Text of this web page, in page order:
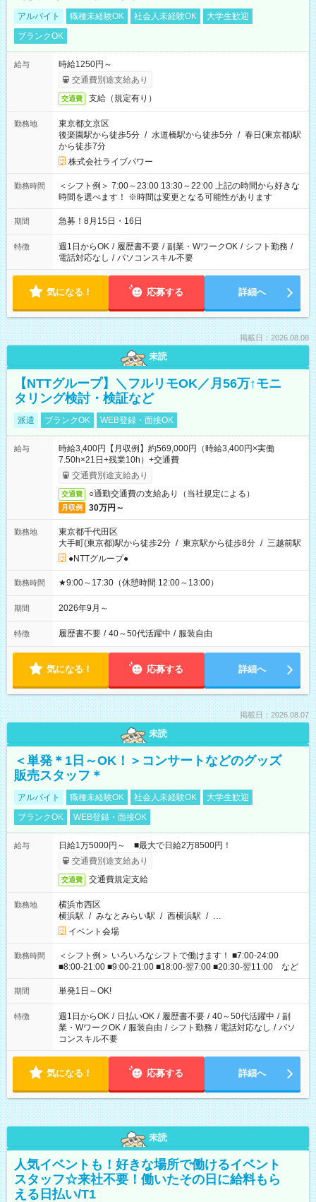
アルバイト 職種未経験OK 社会人未経験OK
大学生歓迎
ブランクOK
給与
時給1250円～
交通費別途支給あり
交通費 支給（規定有り）
勤務地
東京都文京区
後楽園駅から徒歩5分 / 水道橋駅から徒歩5分 / 春日(東京都)駅
から徒歩7分
株式会社ライブパワー
勤務時間
＜シフト例＞ 7:00～23:00 13:30～22:00 上記の時間から好きな
時間を選べます！ ※時間は変更となる可能性があります
期間 急募！8月15日・16日
特徴 週1日からOK / 履歴書不要 / 副業・WワークOK / シフト勤務 /
電話対応なし / パソコンスキル不要
気になる！ 応募する 詳細へ
掲載日：2026.08.08
未読
【NTTグループ】＼フルリモOK／月56万↑モニ
タリング検討・検証など
派遣 ブランクOK WEB登録・面接OK
給与
時給3,400円【月収例】約569,000円（時給3,400円×実働
7.50h×21日+残業10h）+交通費
交通費別途支給あり
交通費 ○通勤交通費の支給あり（当社規定による）
月収例 30万円～
勤務地
東京都千代田区
大手町(東京都)駅から徒歩2分 / 東京駅から徒歩8分 / 三越前駅
●NTTグループ●
勤務時間 ★9:00～17:30（休憩時間 12:00～13:00）
期間 2026年9月～
特徴 履歴書不要 / 40～50代活躍中 / 服装自由
気になる！ 応募する 詳細へ
掲載日：2026.08.07
未読
＜単発＊1日～OK！＞コンサートなどのグッズ
販売スタッフ＊
アルバイト 職種未経験OK 社会人未経験OK
大学生歓迎
ブランクOK
WEB登録・面接OK
給与
日給1万5000円～ ■最大で日給2万8500円！
交通費別途支給あり
交通費 交通費規定支給
勤務地
横浜市西区
横浜駅 / みなとみらい駅 / 西横浜駅 / …
イベント会場
勤務時間
＜シフト例＞ いろいろなシフトで働けます！ ■7:00-24:00
■8:00-21:00 ■9:00-21:00 ■18:00-翌7:00 ■20:30-翌11:00 など
期間 単発1日～OK!
特徴 週1日からOK / 日払いOK / 履歴書不要 / 40～50代活躍中 / 副
業・WワークOK / 服装自由 / シフト勤務 / 電話対応なし / パソ
コンスキル不要
気になる！ 応募する 詳細へ
未読
人気イベントも！好きな場所で働けるイベント
スタッフ☆来社不要！働いたその日に給料もら
える日払い/T1